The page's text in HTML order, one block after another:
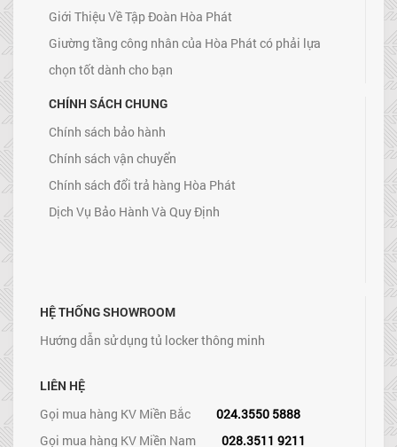
Giới Thiệu Về Tập Đoàn Hòa Phát
Giường tầng công nhân của Hòa Phát có phải lựa
chọn tốt dành cho bạn
CHÍNH SÁCH CHUNG
Chính sách bảo hành
Chính sách vận chuyển
Chính sách đổi trả hàng Hòa Phát
Dịch Vụ Bảo Hành Và Quy Định
HỆ THỐNG SHOWROOM
Hướng dẫn sử dụng tủ locker thông minh
LIÊN HỆ
Gọi mua hàng KV Miền Bắc
024.3550 5888
Gọi mua hàng KV Miền Nam
028.3511 9211